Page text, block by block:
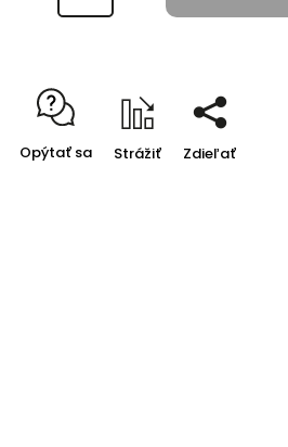
Opýtať sa Strážiť Zdieľať